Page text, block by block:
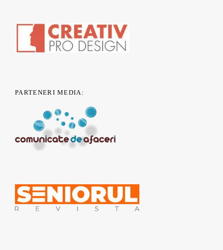
PARTENERI MEDIA: